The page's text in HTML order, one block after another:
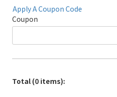
Apply A Coupon Code
Coupon
Total (0 items):